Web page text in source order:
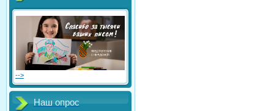
-->
Наш опрос